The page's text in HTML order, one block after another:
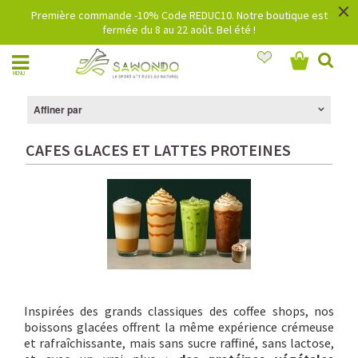
Première commande -10% Code REDUC10. Notre boutique est
fermée du 8 au 22 août. Bel été !
×
MENU
Affiner par
CAFES GLACES ET LATTES PROTEINES
Inspirées des grands classiques des coffee shops, nos
boissons glacées offrent la même expérience crémeuse
et rafraîchissante, mais sans sucre raffiné, sans lactose,